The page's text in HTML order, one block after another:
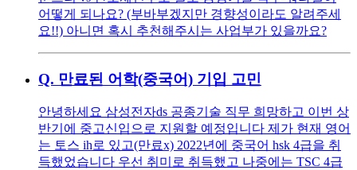
어떻게 되나요? (부바부겠지만 경향성이라도 알려주세
요!!) 아니면 혹시 추천해주시는 사업부가 있을까요?
Q. 만료된 어학(중국어) 기입 고민
안녕하세요 삼성전자ds 공종기술 직무 희망하고 이번 상
반기에 중고신입으로 지원할 예정입니다 제가 현재 영어
는 토스 ih로 있고(만료x) 2022년에 중국어 hsk 4급을 취
득했었습니다 우선 취미로 취득했고 나중에는 TSC 4급